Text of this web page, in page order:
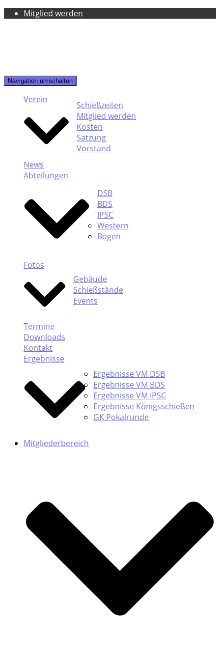
Mitglied werden
Navigation umschalten
Verein
Schießzeiten
Mitglied werden
Kosten
Satzung
Vorstand
News
Abteilungen
DSB
BDS
IPSC
Western
Bogen
Fotos
Gebäude
Schießstände
Events
Termine
Downloads
Kontakt
Ergebnisse
Ergebnisse VM DSB
Ergebnisse VM BDS
Ergebnisse VM IPSC
Ergebnisse Königsschießen
GK Pokalrunde
Mitgliederbereich